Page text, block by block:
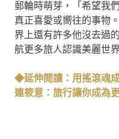
郵輪時萌芽，「希望我
真正喜愛或嚮往的事物
界上還有許多他沒去過
航更多旅人認識美麗世
◆延伸閱讀：用搖滾魂
連筱意：旅行讓你成為